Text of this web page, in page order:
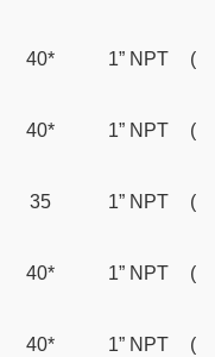
40* 1” NPT
40* 1” NPT
35 1” NPT
40* 1” NPT
40* 1” NPT